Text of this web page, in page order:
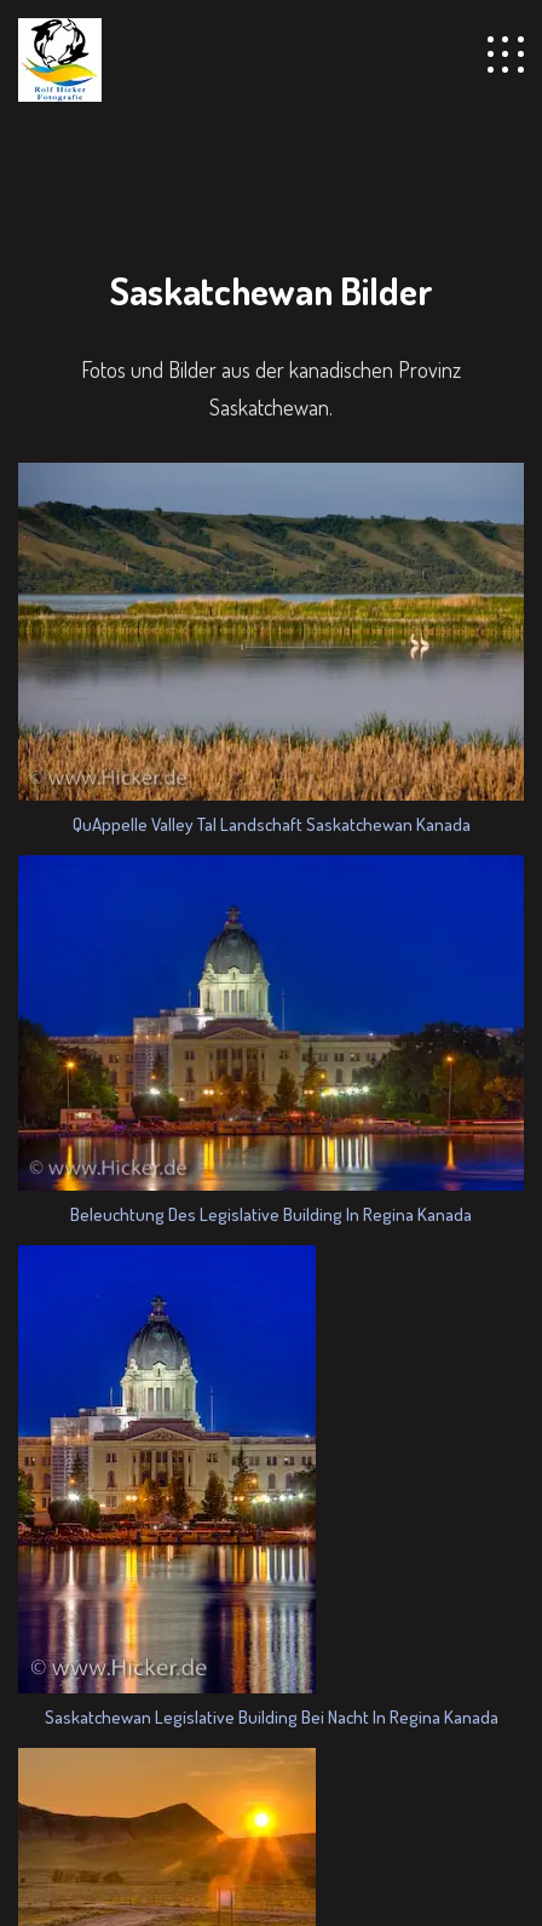
Saskatchewan Bilder
Fotos und Bilder aus der kanadischen Provinz
Saskatchewan.
QuAppelle Valley Tal Landschaft Saskatchewan Kanada
Beleuchtung Des Legislative Building In Regina Kanada
Saskatchewan Legislative Building Bei Nacht In Regina Kanada